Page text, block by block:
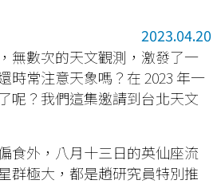
2023.04.20
無數次的天文觀測，激發了一
時常注意天象嗎？在 2023 年一
呢？我們這集邀請到台北天文
食外，八月十三日的英仙座流
群極大，都是趙研究員特別推